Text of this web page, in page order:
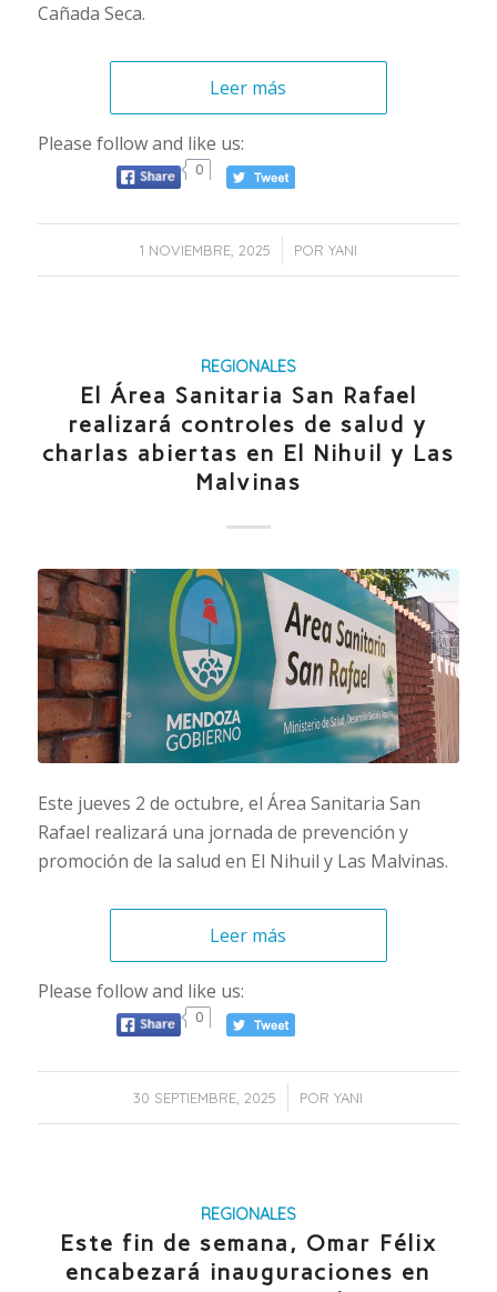
Cañada Seca.
Leer más
Please follow and like us:
0
1 NOVIEMBRE, 2025
/ POR YANI
REGIONALES
El Área Sanitaria San Rafael
realizará controles de salud y
charlas abiertas en El Nihuil y Las
Malvinas
Este jueves 2 de octubre, el Área Sanitaria San
Rafael realizará una jornada de prevención y
promoción de la salud en El Nihuil y Las Malvinas.
Leer más
Please follow and like us:
0
30 SEPTIEMBRE, 2025
/ PORYANI
REGIONALES
Este fin de semana, Omar Félix
encabezará inauguraciones en